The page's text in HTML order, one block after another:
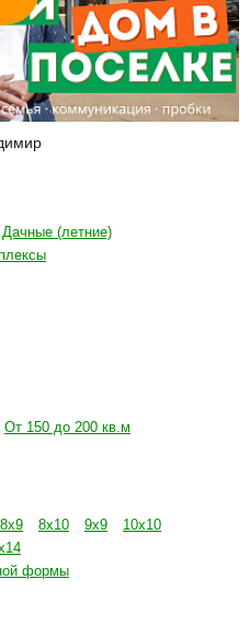
Дачные (летние)
От 150 до 200 кв.м
8х9 8х10 9х9
10х10
формы